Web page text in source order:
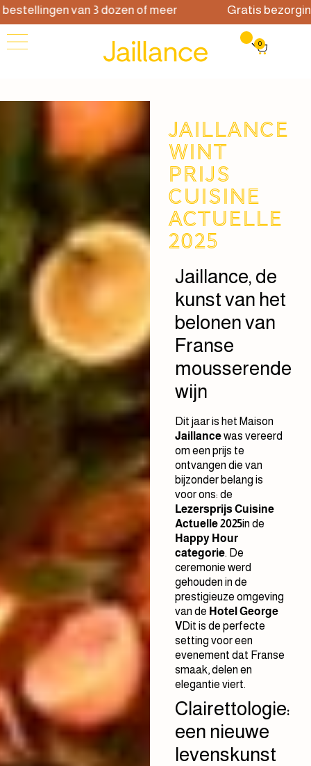
van 3 dozen of meer Gratis bezorging bij
0
Jaillance
wint
prijs
Cuisine
Actuelle
2025
Jaillance, de
kunst van het
belonen van
Franse
mousserende
wijn
Dit jaar is het Maison
Jaillancewas vereerd
om een prijs te
ontvangen die van
bijzonder belang is
voor ons: de
Lezersprijs Cuisine
Actuelle 2025in de
Happy Hour
categorie. De
ceremonie werd
gehouden in de
prestigieuze omgeving
van de Hotel George
VDit is de perfecte
setting voor een
evenement dat Franse
smaak, delen en
elegantie viert.
Clairettologie:
een nieuwe
levenskunst